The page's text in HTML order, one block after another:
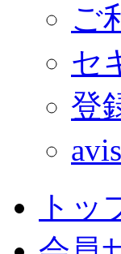
ご
セ
登
トッ